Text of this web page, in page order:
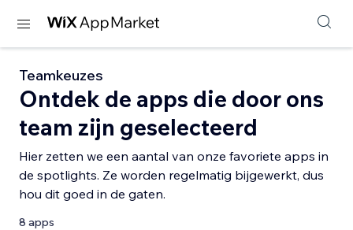
Teamkeuzes
Ontdek de apps die door ons
team zijn geselecteerd
Hier zetten we een aantal van onze favoriete apps in
de spotlights. Ze worden regelmatig bijgewerkt, dus
hou dit goed in de gaten.
8 apps